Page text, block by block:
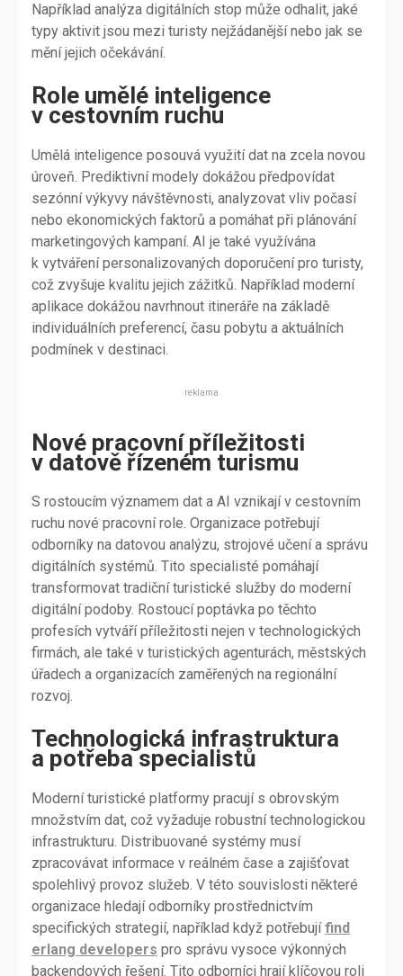
Například analýza digitálních stop může odhalit, jaké
typy aktivit jsou mezi turisty nejžádanější nebo jak se
mění jejich očekávání.
Role umělé inteligence
v cestovním ruchu
Umělá inteligence posouvá využití dat na zcela novou
úroveň. Prediktivní modely dokážou předpovídat
sezónní výkyvy návštěvnosti, analyzovat vliv počasí
nebo ekonomických faktorů a pomáhat při plánování
marketingových kampaní. AI je také využívána
k vytváření personalizovaných doporučení pro turisty,
což zvyšuje kvalitu jejich zážitků. Například moderní
aplikace dokážou navrhnout itineráře na základě
individuálních preferencí, času pobytu a aktuálních
podmínek v destinaci.
reklama
Nové pracovní příležitosti
v datově řízeném turismu
S rostoucím významem dat a AI vznikají v cestovním
ruchu nové pracovní role. Organizace potřebují
odborníky na datovou analýzu, strojové učení a správu
digitálních systémů. Tito specialisté pomáhají
transformovat tradiční turistické služby do moderní
digitální podoby. Rostoucí poptávka po těchto
profesích vytváří příležitosti nejen v technologických
firmách, ale také v turistických agenturách, městských
úřadech a organizacích zaměřených na regionální
rozvoj.
Technologická infrastruktura
a potřeba specialistů
Moderní turistické platformy pracují s obrovským
množstvím dat, což vyžaduje robustní technologickou
infrastrukturu. Distribuované systémy musí
zpracovávat informace v reálném čase a zajišťovat
spolehlivý provoz služeb. V této souvislosti některé
organizace hledají odborníky prostřednictvím
specifických strategií, například když potřebujífind
erlang developers pro správu vysoce výkonných
backendových řešení. Tito odborníci hrají klíčovou roli